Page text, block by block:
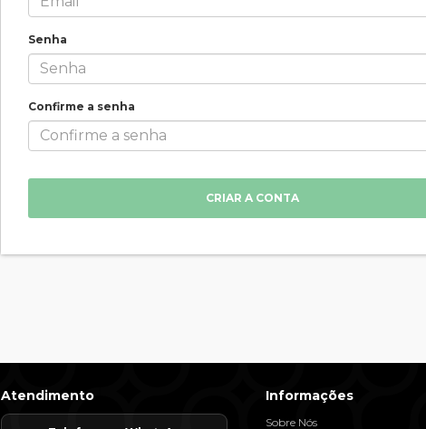
Senha
Confirme a senha
CRIAR A CONTA
Atendimento Informações
Sobre Nós